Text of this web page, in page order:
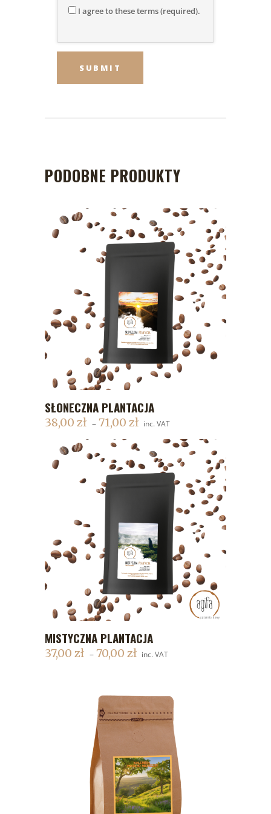
I agree to these terms (required).
PODOBNE PRODUKTY
DODAJ DO KOSZYKA
SŁONECZNA PLANTACJA
38,00 zł – 71,00 zł inc. VAT
DODAJ DO KOSZYKA
MISTYCZNA PLANTACJA
37,00 zł – 70,00 zł inc. VAT